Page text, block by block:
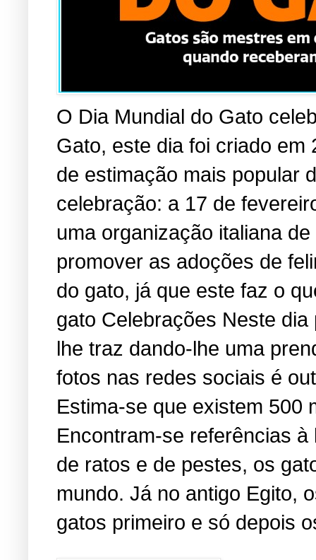
O Dia Mundial do Gato
Gato, este dia foi criado em
de estimação mais popular
celebração: a 17 de
uma organização italiana
promover as adoções de
do gato, já que este faz o
gato Celebrações Neste
lhe traz dando-lhe uma
fotos nas redes sociais é
Estima-se que existem 500
Encontram-se referências
de ratos e de pestes, os
mundo. Já no antigo Egito,
gatos primeiro e só depois